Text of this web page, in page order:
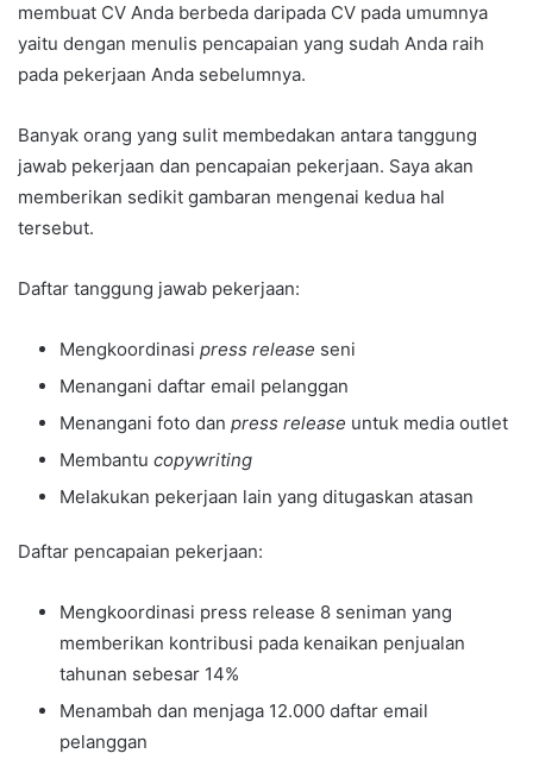
membuat CV Anda berbeda daripada CV pada umumnya
yaitu dengan menulis pencapaian yang sudah Anda raih
pada pekerjaan Anda sebelumnya.
Banyak orang yang sulit membedakan antara tanggung
jawab pekerjaan dan pencapaian pekerjaan. Saya akan
memberikan sedikit gambaran mengenai kedua hal
tersebut.
Daftar tanggung jawab pekerjaan:
Mengkoordinasi press release seni
Menangani daftar email pelanggan
Menangani foto dan press release untuk media outlet
Membantu copywriting
Melakukan pekerjaan lain yang ditugaskan atasan
Daftar pencapaian pekerjaan:
Mengkoordinasi press release 8 seniman yang
memberikan kontribusi pada kenaikan penjualan
tahunan sebesar 14%
Menambah dan menjaga 12.000 daftar email
pelanggan